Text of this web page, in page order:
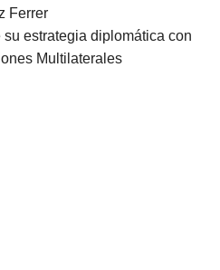
Ferrer
estrategia diplomática con
Multilaterales